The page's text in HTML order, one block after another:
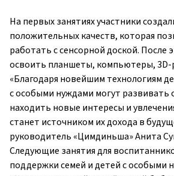
На первых занятиях участники
положительных качеств, которая
работать с сенсорной доской. После
освоить планшеты, компьютеры, 3D-
«Благодаря новейшим технологиям
с особыми нуждами могут развивать
находить новые интересы и
станет источником ихдохода в
руководитель «Цимдиньша»Анита
Следующие занятия для
поддержкисемей и детей с особыми